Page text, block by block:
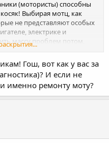
(мотористы) способны
Выбирая мотц, как
не представляют особых
электрике и
массу проблем потом,
работает.
Гош, вот как у вас за
И если не
именно ремонту моту?